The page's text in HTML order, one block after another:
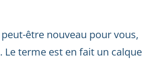
être nouveau pour vous,
. Le terme est en fait un calque